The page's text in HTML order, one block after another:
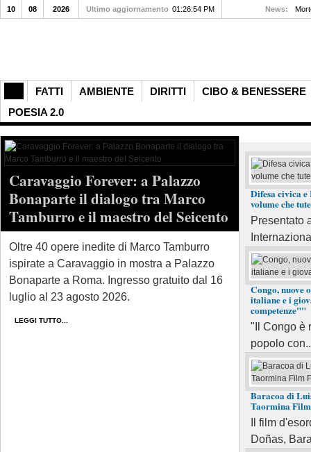
FATTI AMBIENTE DIRITTI
CIBO & BENESSERE
POESIA 2.0
10 08 2026 Ultimo aggiornamento 01:26:54 PM News:
Caravaggio Forever: a Palazzo
Bonaparte il dialogo tra Marco
Tamburro e il maestro del Seicento
Oltre 40 opere inedite di Marco Tamburro
ispirate a Caravaggio in mostra a Palazzo
Bonaparte a Roma. Ingresso gratuito dal 16
luglio al 23 agosto 2026.
LEGGI TUTTO...
Isola di
più
grotte
natura
Scopri
meraviglie
marine,
panorami
dei Cedri.
LEGGI TUTTO...
Difesa civica
volume che
Presentato
Congo, nuove
italiane e i
competenze""
"Il Congo è
popolo
Baracoa di
Taormina
Il film
Doñas,